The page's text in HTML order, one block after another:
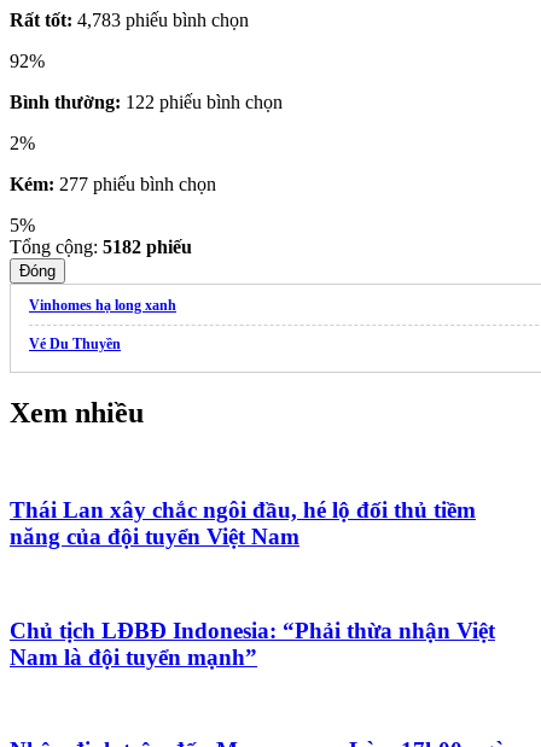
Rất tốt: 4,783 phiếu bình chọn
92%
Bình thường: 122 phiếu bình chọn
2%
Kém: 277 phiếu bình chọn
5%
Tổng cộng: 5182 phiếu
Đóng
Vinhomes hạ long xanh
Vé Du Thuyền
Xem nhiều
Thái Lan xây chắc ngôi đầu, hé lộ đối thủ tiềm
năng của đội tuyển Việt Nam
Chủ tịch LĐBĐ Indonesia: “Phải thừa nhận Việt
Nam là đội tuyển mạnh”